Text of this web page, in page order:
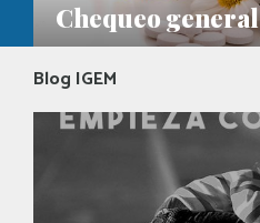
Chequeo general
Blog IGEM